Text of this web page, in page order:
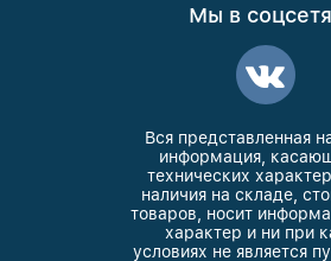
Мы в
Вся представленная
информация,
технических
наличия на складе,
товаров, носит
характер и ни при
условиях не является